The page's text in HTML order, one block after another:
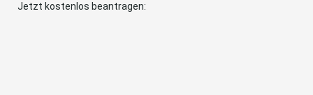
Jetzt kostenlos beantragen: